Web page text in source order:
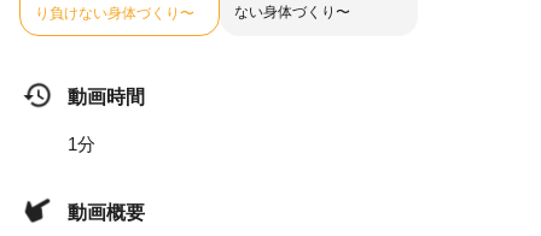
り負けない身体づくり〜
ない身体づくり〜
動画時間
1分
動画概要